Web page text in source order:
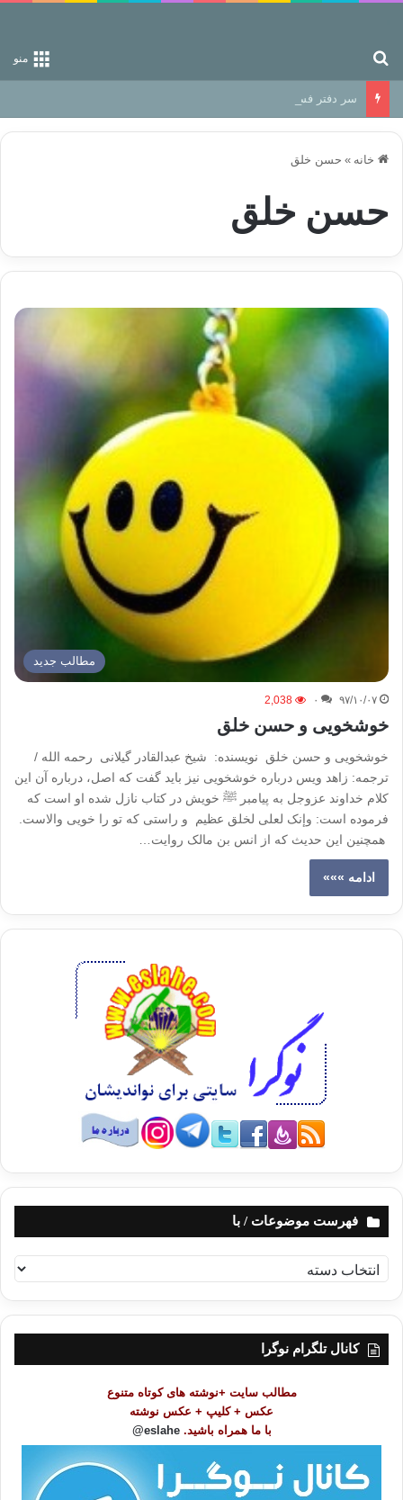
منو
سر دفتر فساد در زمین‌، دوری وکناره‌گیری از راه خداست‌!
خانه » حسن خلق
حسن خلق
مطالب جدید
۹۷/۱۰/۰۷ ۰ 2,038
خوشخویی و حسن خلق
خوشخویی و حسن خلق نویسنده: شیخ عبدالقادر گیلانی رحمه الله /
ترجمه: زاهد ویس درباره خوشخویی نیز باید گفت که اصل، درباره آن این
کلام خداوند عزوجل به پیامبر ﷺ خویش در کتاب نازل شده او است که
فرموده است: وإنک لعلى لخلق عظیم و راستی که تو را خویی والاست.
همچنین این حدیث که از انس بن مالک روایت…
ادامه »»»
فهرست موضوعات / با
ه
ر
کانال تلگرام نوگرا
مطالب سایت +نوشته های کوتاه متنوع
عکس + کلیپ + عکس نوشته
با ما همراه باشید. eslahe@